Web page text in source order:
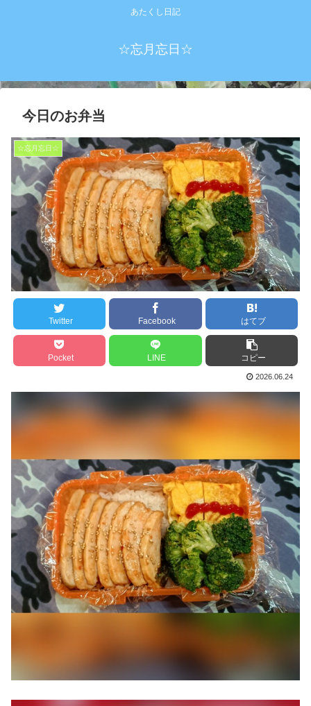
あたくし日記
☆忘月忘日☆
今日のお弁当
☆忘月忘日☆
Twitter Facebook はてブ
Pocket LINE コピー
2026.06.24